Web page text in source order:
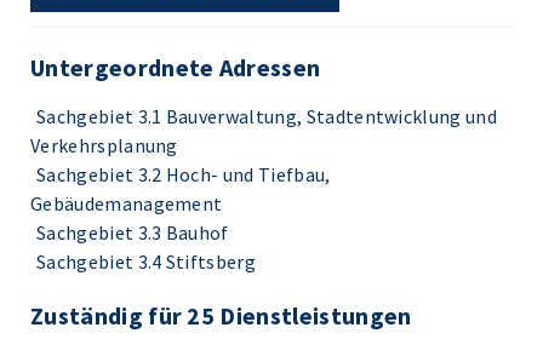
Untergeordnete Adressen
Sachgebiet 3.1 Bauverwaltung, Stadtentwicklung und
Verkehrsplanung
Sachgebiet 3.2 Hoch- und Tiefbau,
Gebäudemanagement
Sachgebiet 3.3 Bauhof
Sachgebiet 3.4 Stiftsberg
Zuständig für 25 Dienstleistungen